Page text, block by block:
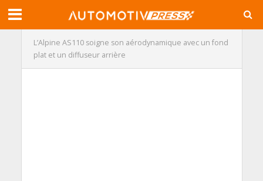
L’Alpine AS110 soigne son aérodynamique avec un fond
plat et un diffuseur arrière